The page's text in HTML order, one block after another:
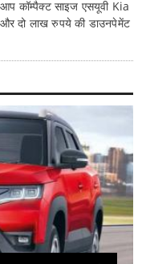
कॉम्पैक्ट साइज एसयूवी Kia
दो लाख रुपये की डाउनपेमेंट